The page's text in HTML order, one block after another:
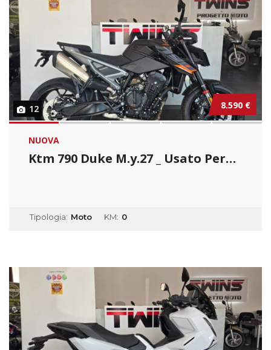
12 8.590 €
NUOVA
Ktm 790 Duke M.y.27 _ Usato Permutabile
Tipologia: Moto KM: 0